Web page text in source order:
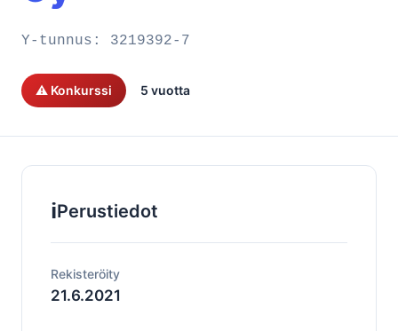
Y-tunnus: 3219392-7
⚠️ Konkurssi 5 vuotta
ℹ️Perustiedot
Rekisteröity
21.6.2021